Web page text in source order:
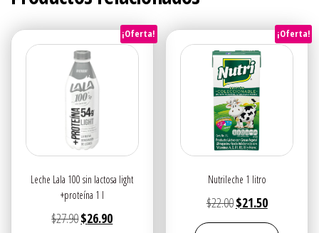
¡Oferta!
Leche Lala 100 sin lactosa light
+proteína 1 l
$27.90El
$26.90El
¡Oferta!
Nutrileche 1 litro
$22.00El
precio
$21.50El
precio